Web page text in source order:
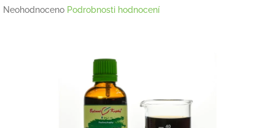
Průměrné
Neohodnoceno Podrobnosti hodnocení